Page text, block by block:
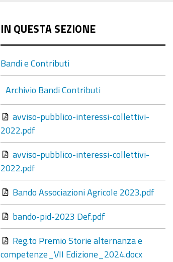
IN QUESTA SEZIONE
Bandi e Contributi
Archivio Bandi Contributi
avviso-pubblico-interessi-collettivi-
2022.pdf
avviso-pubblico-interessi-collettivi-
2022.pdf
Bando Associazioni Agricole 2023.pdf
bando-pid-2023 Def.pdf
Reg.to Premio Storie alternanza e
competenze_VII Edizione_2024.docx